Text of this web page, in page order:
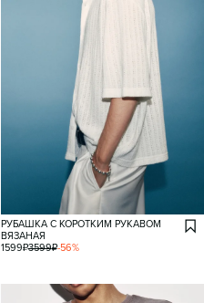
РУБАШКА С КОРОТКИМ РУКАВОМ
ВЯЗАНАЯ
1599₽3599₽-56%